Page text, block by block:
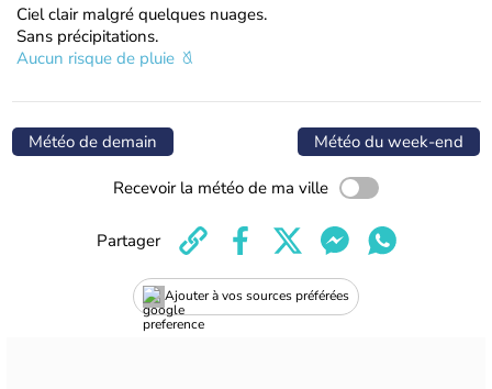
Ciel clair malgré quelques nuages.
Sans précipitations.
Aucun risque de pluie
Météo de demain Météo du week-end
Recevoir la météo de ma ville
Ajouter à vos sources préférées
Partager